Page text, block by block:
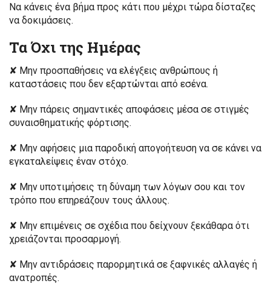
Να κάνεις ένα βήμα προς κάτι που μέχρι τώρα δίσταζες
να δοκιμάσεις.
Τα Όχι της Ημέρας
✘ Μην προσπαθήσεις να ελέγξεις ανθρώπους ή
καταστάσεις που δεν εξαρτώνται από εσένα.
✘ Μην πάρεις σημαντικές αποφάσεις μέσα σε στιγμές
συναισθηματικής φόρτισης.
✘ Μην αφήσεις μια παροδική απογοήτευση να σε κάνει να
εγκαταλείψεις έναν στόχο.
✘ Μην υποτιμήσεις τη δύναμη των λόγων σου και τον
τρόπο που επηρεάζουν τους άλλους.
✘ Μην επιμένεις σε σχέδια που δείχνουν ξεκάθαρα ότι
χρειάζονται προσαρμογή.
✘ Μην αντιδράσεις παρορμητικά σε ξαφνικές αλλαγές ή
ανατροπές.